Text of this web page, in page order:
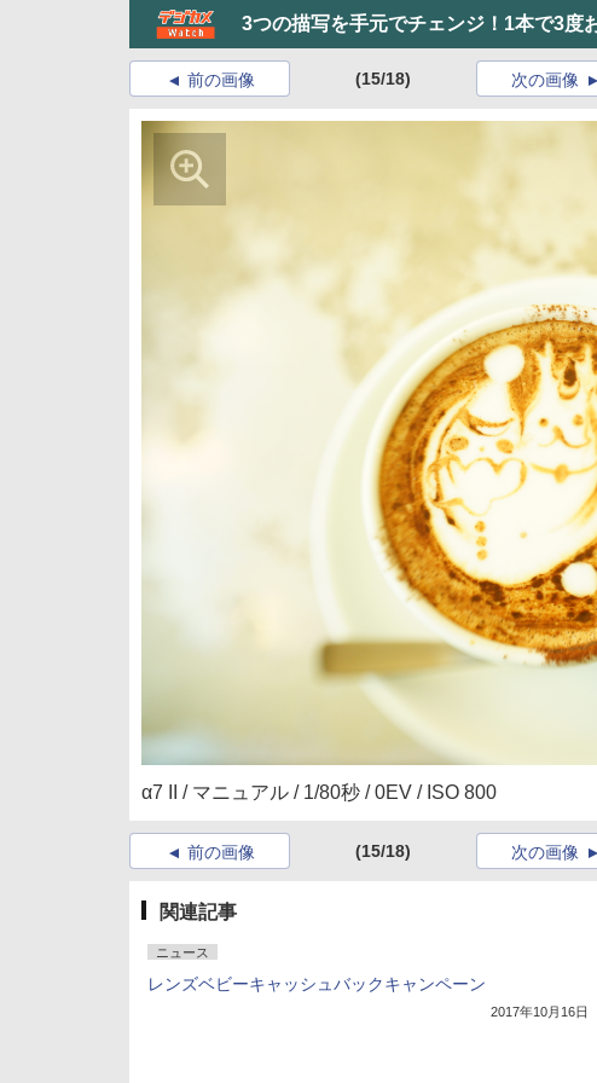
3つの描写を手元でチェンジ！1本で3度
前の画像 (15/18) 次の画像
α7 II / マニュアル / 1/80秒 / 0EV / ISO 800
前の画像 (15/18) 次の画像
関連記事
ニュース
レンズベビーキャッシュバックキャンペーン
2017年10月16日